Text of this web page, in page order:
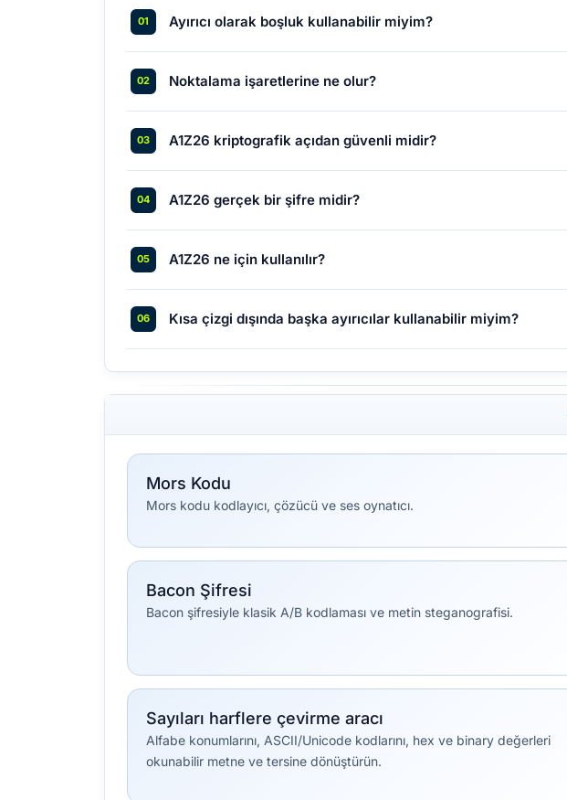
Ayırıcı olarak boşluk kullanabilir miyim?
Noktalama işaretlerine ne olur?
A1Z26 kriptografik açıdan güvenli midir?
A1Z26 gerçek bir şifre midir?
A1Z26 ne için kullanılır?
Kısa çizgi dışında başka ayırıcılar kullanabilir miyim?
Mors Kodu
Mors kodu kodlayıcı, çözücü ve ses oynatıcı.
Bacon Şifresi
Bacon şifresiyle klasik A/B kodlaması ve metin steganografisi.
Sayıları harflere çevirme aracı
Alfabe konumlarını, ASCII/Unicode kodlarını, hex ve binary değerleri
okunabilir metne ve tersine dönüştürün.